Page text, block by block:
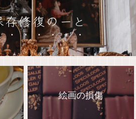
存修復のーと
絵画の損傷